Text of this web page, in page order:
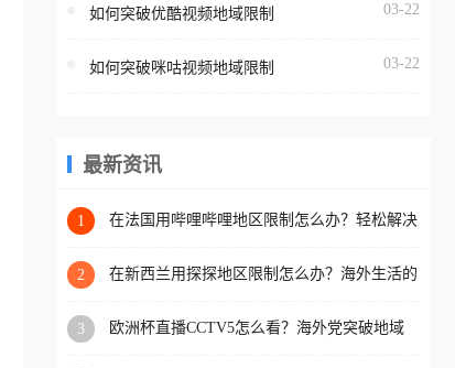
地区播放。 遇到这个问题的
区工作、留学、定居等，都
权限制所困扰。
门、台湾、美国、加拿大、
区时，网易云音乐也会像其
回国加速器，即可解决「海
版权限制」的问题，无论人
国、加拿大、澳大利亚、欧
如何突破优酷视频地域限制 03-22
如何突破咪咕视频地域限制 03-22
最新资讯
1
在法国用哔哩哔哩地区限制怎么办？轻松解决
2
在新西兰用探探地区限制怎么办？海外生活的
3
欧洲杯直播CCTV5怎么看？海外党突破地域